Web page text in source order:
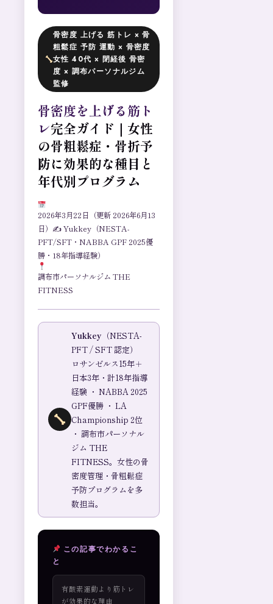
骨密度 上げる 筋トレ × 骨
粗鬆症 予防 運動 × 骨密度
女性 40代 × 閉経後 骨密
度 × 調布パーソナルジム
監修
骨密度を上げる筋ト
レ完全ガイド｜女性
の骨粗鬆症・骨折予
防に効果的な種目と
年代別プログラム
2026年3月22日（更新 2026年6月13
日）✍ Yukkey（NESTA-
PFT/SFT・NABBA GPF 2025優
勝・18年指導経験）
調布市パーソナルジム THE
FITNESS
Yukkey （NESTA-
PFT / SFT 認定）
ロサンゼルス15年＋
日本3年・計18年指導
経験 ・ NABBA 2025
GPF優勝 ・ LA
Championship 2位
・ 調布市パーソナル
ジム THE
FITNESS。女性の骨
密度管理・骨粗鬆症
予防プログラムを多
数担当。
この記事でわかるこ
と
有酸素運動より筋トレ
が効果的な理由